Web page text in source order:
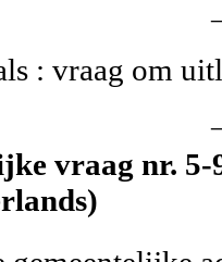
: vraag om
vraag nr. 5-